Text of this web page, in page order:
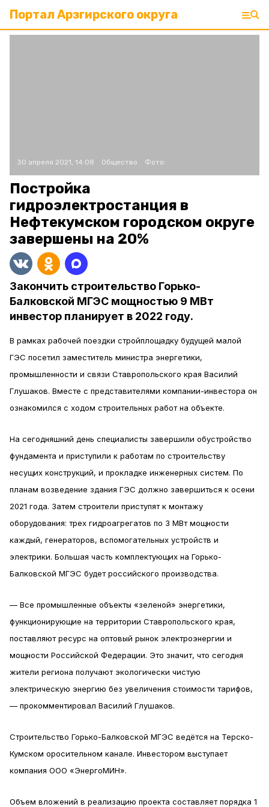
Портал Арзгирского округа
30 апреля 2021, 14:08 Общество Фото:
Постройка
гидроэлектростанция в
Нефтекумском городском округе
завершены на 20%
Закончить строительство Горько-
Балковской МГЭС мощностью 9 МВт
инвестор планирует в 2022 году.
В рамках рабочей поездки стройплощадку будущей малой
ГЭС посетил заместитель министра энергетики,
промышленности и связи Ставропольского края Василий
Глушаков. Вместе с представителями компании-инвестора он
ознакомился с ходом строительных работ на объекте.
На сегодняшний день специалисты завершили обустройство
фундамента и приступили к работам по строительству
несущих конструкций, и прокладке инженерных систем. По
планам возведение здания ГЭС должно завершиться к осени
2021 года. Затем строители приступят к монтажу
оборудования: трех гидроагрегатов по 3 МВт мощности
каждый, генераторов, вспомогательных устройств и
электрики. Большая часть комплектующих на Горько-
Балковской МГЭС будет российского производства.
— Все промышленные объекты «зеленой» энергетики,
функционирующие на территории Ставропольского края,
поставляют ресурс на оптовый рынок электроэнергии и
мощности Российской Федерации. Это значит, что сегодня
жители региона получают экологически чистую
электрическую энергию без увеличения стоимости тарифов,
— прокомментировал Василий Глушаков.
Строительство Горько-Балковской МГЭС ведётся на Терско-
Кумском оросительном канале. Инвестором выступает
компания ООО «ЭнергоМИН».
Объем вложений в реализацию проекта составляет порядка 1